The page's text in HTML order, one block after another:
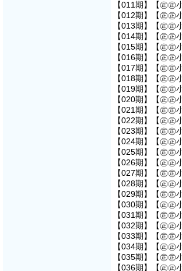
【011期】【㊣
【012期】【㊣
【013期】【㊣
【014期】【㊣
【015期】【㊣
【016期】【㊣
【017期】【㊣
【018期】【㊣
【019期】【㊣
【020期】【㊣
【021期】【㊣
【022期】【㊣
【023期】【㊣
【024期】【㊣
【025期】【㊣
【026期】【㊣
【027期】【㊣
【028期】【㊣
【029期】【㊣
【030期】【㊣
【031期】【㊣
【032期】【㊣
【033期】【㊣
【034期】【㊣
【035期】【㊣
【036期】【㊣